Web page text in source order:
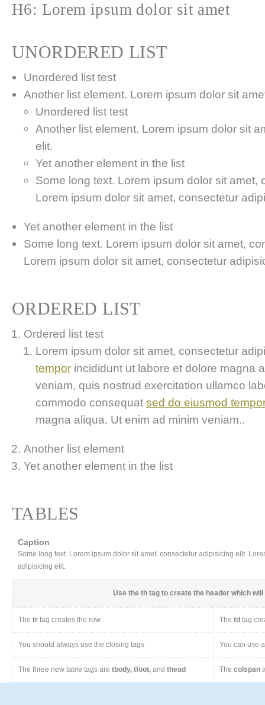
H6: Lorem ipsum dolor sit amet
UNORDERED LIST
Unordered list test
Another list element. Lorem ipsum dolor sit
Unordered list test
Another list element. Lorem ipsum dolor sit
elit.
Yet another element in the list
Some long text. Lorem ipsum dolor sit amet,
Lorem ipsum dolor sit amet, consectetur
Yet another element in the list
Some long text. Lorem ipsum dolor sit amet,
Lorem ipsum dolor sit amet, consectetur
ORDERED LIST
Ordered list test
Lorem ipsum dolor sit amet, consectetur
tempor incididunt ut labore et dolore magna
veniam, quis nostrud exercitation ullamco
commodo consequat sed do eiusmod
magna aliqua. Ut enim ad minim veniam..
Another list element
Yet another element in the list
TABLES
Caption
Some long text. Lorem ipsum dolor sit amet, consectetur adipisicing elit.
adipisicing elit.
Use the th tag to create the header which
The tr tag creates the row The td tag
You should always use the closing tags You can use
The three new table tags are tbody, tfoot, and thead The colspan